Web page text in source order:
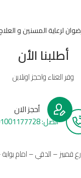
لرعاية المسنين و
أطلبنا الأن
وفر العناء واحجز اونلاين
أحجز الان
أتصل: 01001177728